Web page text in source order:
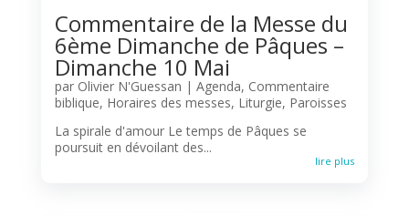
Commentaire de la Messe du
6ème Dimanche de Pâques –
Dimanche 10 Mai
par Olivier N'Guessan | Agenda, Commentaire
biblique, Horaires des messes, Liturgie, Paroisses
La spirale d'amour Le temps de Pâques se
poursuit en dévoilant des...
lire plus